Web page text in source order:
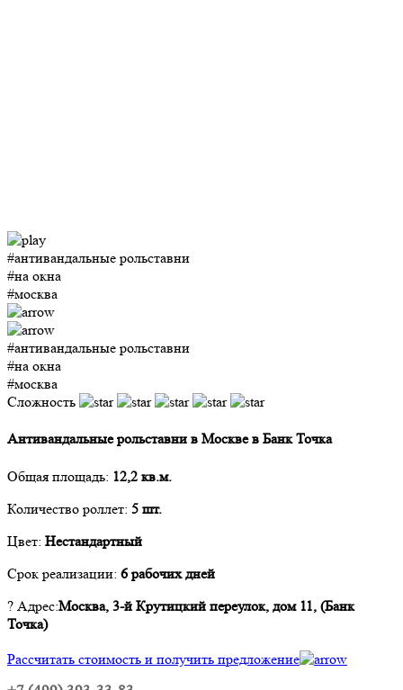
#антивандальные рольставни
#на окна
#москва
#антивандальные рольставни
#на окна
#москва
Сложность
Антивандальные рольставни в Москве в Банк Точка
Общая площадь: 12,2 кв.м.
Количество роллет: 5 шт.
Цвет: Нестандартный
Срок реализации: 6 рабочих дней
? Адрес:Москва, 3-й Крутицкий переулок, дом 11, (Банк
Точка)
Рассчитать стоимость и получить предложение